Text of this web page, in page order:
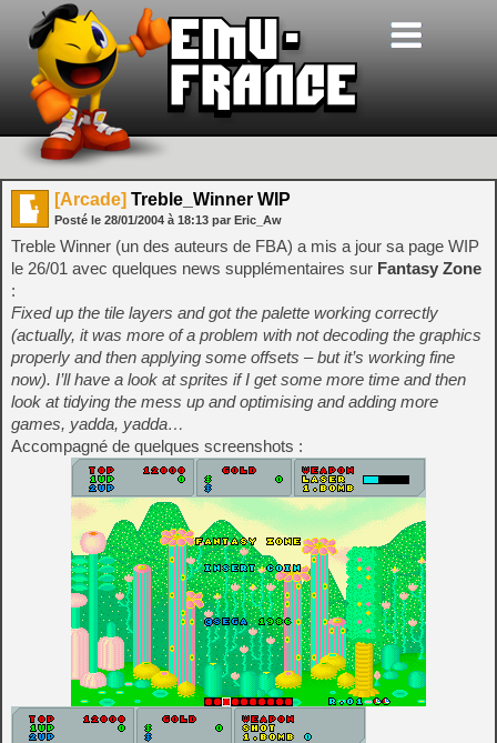
[Arcade] Treble_Winner WIP
Posté le 28/01/2004 à 18:13 par Eric_Aw
Treble Winner (un des auteurs de FBA) a mis a jour sa page WIP
le 26/01 avec quelques news supplémentaires sur Fantasy Zone
:
Fixed up the tile layers and got the palette working correctly
(actually, it was more of a problem with not decoding the graphics
properly and then applying some offsets – but it’s working fine
now). I’ll have a look at sprites if I get some more time and then
look at tidying the mess up and optimising and adding more
games, yadda, yadda…
Accompagné de quelques screenshots :